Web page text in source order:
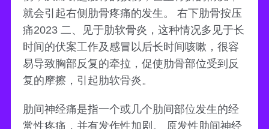
就会引起右侧肋骨疼痛的发生。 右下肋骨按压
痛2023 二、见于肋软骨炎，这种情况多见于长
时间的伏案工作及感冒以后长时间咳嗽，很容
易导致胸部反复的牵拉，促使肋骨部位受到反
复的摩擦，引起肋软骨炎。
肋间神经痛是指一个或几个肋间部位发生的经
常性疼痛，并有发作性加剧。 原发性肋间神经